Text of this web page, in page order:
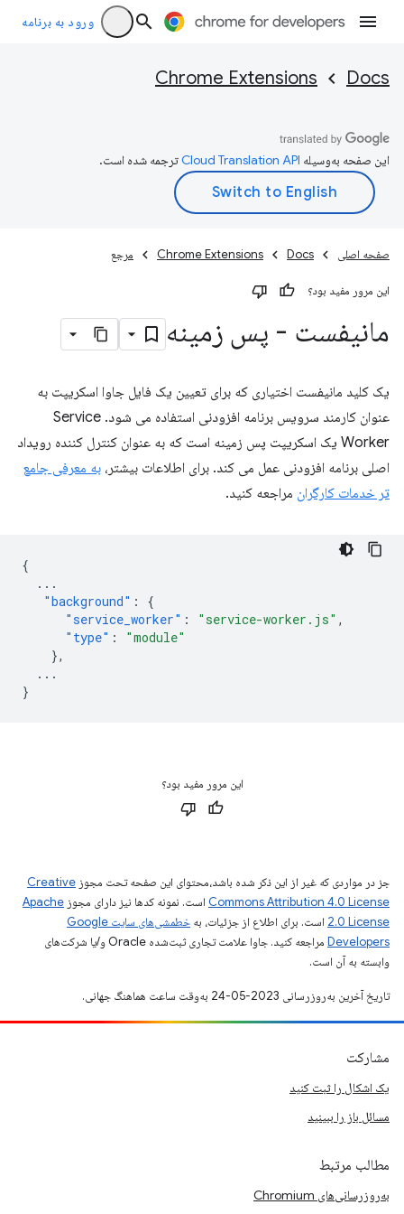
ورود به برنامه
Docs
Chrome Extensions
این صفحه به‌وسیله ترجمه شده است.
صفحه اصلی Docs
Chrome Extensions مرجع
این مرور مفید بود؟
مانیفست - پس زمینه
یک کلید مانیفست اختیاری که برای تعیین یک فایل جاوا اسکریپت به
عنوان کارمند سرویس برنامه افزودنی استفاده می شود. Service
Worker یک اسکریپت پس زمینه است که به عنوان کنترل کننده رویداد
اصلی برنامه افزودنی عمل می کند. برای اطلاعات بیشتر، به معرفی جامع
تر خدمات کارگران مراجعه کنید.
{
...
"background" :
{
"service_worker" : "service-worker.js" ,
"type" :
"module"
},
...
}
این مرور مفید بود؟
جز در مواردی که غیر از این ذکر شده باشد،‌محتوای این صفحه تحت مجوز Creative
Commons Attribution 4.0 License است. نمونه کدها نیز دارای مجوز Apache
2.0 License است. برای اطلاع از جزئیات، به
خطمشی‌های سایت Google
Developers‏
مراجعه کنید. جاوا علامت تجاری ثبت‌شده Oracle و/یا شرکت‌های
وابسته به آن است.
تاریخ آخرین به‌روزرسانی 2023-05-24 به‌وقت ساعت هماهنگ جهانی.
مشارکت
یک اشکال را ثبت کنید
مسائل باز را ببینید
مطالب مرتبط
به‌روزرسانی‌های Chromium